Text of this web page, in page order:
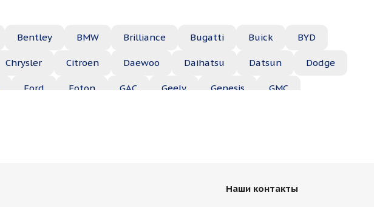
Bentley BMW Brilliance Bugatti Buick BYD
Chrysler Citroen Daewoo Daihatsu Datsun Dodge
Ford Foton GAC Geely Genesis GMC
Renault Rolls-Royce
Наши контакты